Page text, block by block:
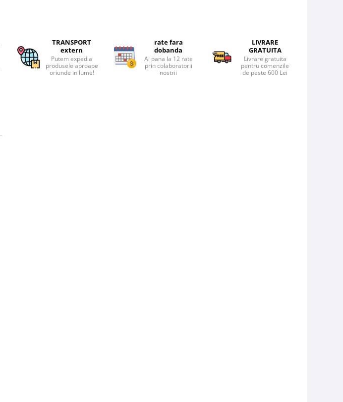
TRANSPORT
extern
Putem expedia
produsele aproape
oriunde in lume!
rate fara
dobanda
Ai pana la 12 rate
prin colaboratorii
nostrii
LIVRARE
GRATUITA
Livrare gratuita
pentru comenzile
de peste 600 Lei